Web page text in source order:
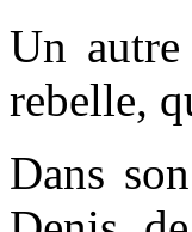
Un
rebelle,
Dans